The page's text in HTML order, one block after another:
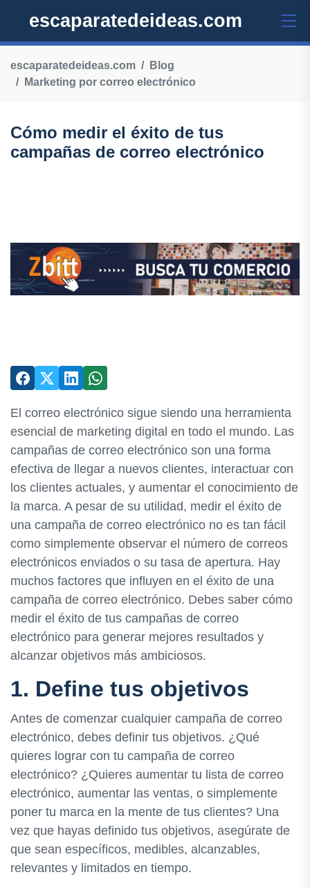
escaparatedeideas.com
escaparatedeideas.com
Blog
Marketing por correo electrónico
Cómo medir el éxito de tus
campañas de correo electrónico
El correo electrónico sigue siendo una herramienta
esencial de marketing digital en todo el mundo. Las
campañas de correo electrónico son una forma
efectiva de llegar a nuevos clientes, interactuar con
los clientes actuales, y aumentar el conocimiento de
la marca. A pesar de su utilidad, medir el éxito de
una campaña de correo electrónico no es tan fácil
como simplemente observar el número de correos
electrónicos enviados o su tasa de apertura. Hay
muchos factores que influyen en el éxito de una
campaña de correo electrónico. Debes saber cómo
medir el éxito de tus campañas de correo
electrónico para generar mejores resultados y
alcanzar objetivos más ambiciosos.
1. Define tus objetivos
Antes de comenzar cualquier campaña de correo
electrónico, debes definir tus objetivos. ¿Qué
quieres lograr con tu campaña de correo
electrónico? ¿Quieres aumentar tu lista de correo
electrónico, aumentar las ventas, o simplemente
poner tu marca en la mente de tus clientes? Una
vez que hayas definido tus objetivos, asegúrate de
que sean específicos, medibles, alcanzables,
relevantes y limitados en tiempo.